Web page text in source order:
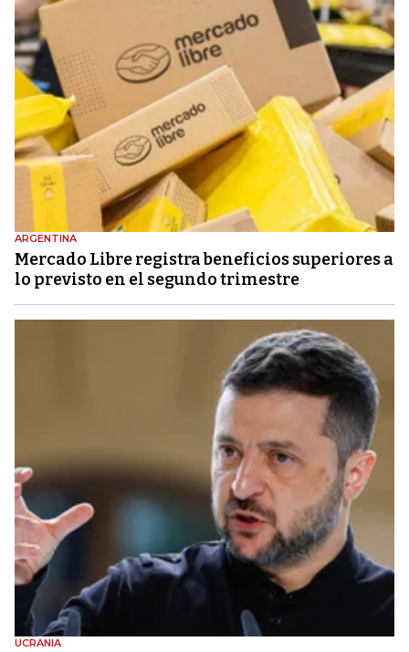
ARGENTINA
Mercado Libre registra beneficios superiores a
lo previsto en el segundo trimestre
UCRANIA